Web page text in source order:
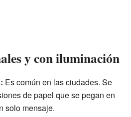
y con iluminación
Es común en las ciudades. Se
de papel que se pegan en
solo mensaje.